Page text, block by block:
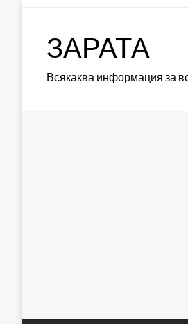
ЗАРАТА
Всякаква информация за